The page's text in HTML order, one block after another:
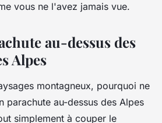
vous ne l'avez jamais vue.
au-dessus des
Alpes
montagneux, pourquoi ne
parachute au-dessus des Alpes
simplement à couper le